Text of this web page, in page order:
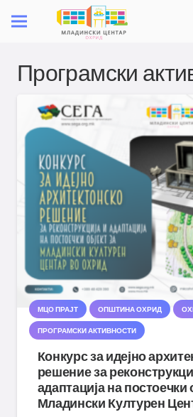
Програмски
МЦО ПРАЈТ ОПШТИНА ОХРИД
ПРОГРАМСКИ АКТИВНОСТИ
Конкурс за идејно
решение за
адаптација на постоечки
Младински Културен